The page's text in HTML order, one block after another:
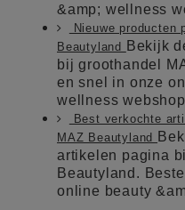
&amp; wellness
Nieuwe producten
Beautyland
Bekijk
bij groothandel
en snel in onze
wellness
Best verkochte
MAZ Beautyland
artikelen pagina
Beautyland.
online beauty